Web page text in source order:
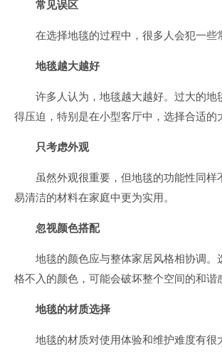
常见误区
在选择地毯的过程中，很多人会犯一些
地毯越大越好
许多人认为，地毯越大越好。过大的地
得压迫，特别是在小型客厅中，选择合适的
只考虑外观
虽然外观很重要，但地毯的功能性同样
易清洁的材料在家庭中更为实用。
忽视颜色搭配
地毯的颜色应与整体家居风格相协调。
格不入的颜色，可能会破坏整个空间的和谐
地毯的材质选择
地毯的材质对使用体验和维护难度有很